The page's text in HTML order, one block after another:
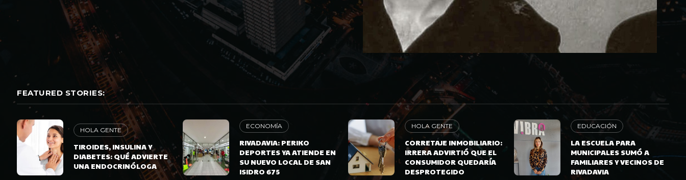
FEATURED STORIES:
HOLA GENTE
TIROIDES, INSULINA Y
DIABETES: QUÉ ADVIERTE
UNA ENDOCRINÓLOGA
ECONOMÍA
RIVADAVIA: PERIKO
DEPORTES YA ATIENDE EN
SU NUEVO LOCAL DE SAN
ISIDRO 675
HOLA GENTE
CORRETAJE INMOBILIARIO:
IRRERA ADVIRTIÓ QUE EL
CONSUMIDOR QUEDARÍA
DESPROTEGIDO
EDUCACIÓN
LA ESCUELA PARA
MUNICIPALES SUMÓ A
FAMILIARES Y VECINOS DE
RIVADAVIA